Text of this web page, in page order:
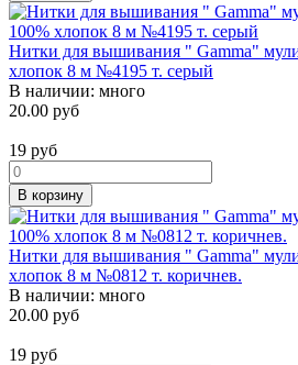
Нитки для вышивания " Gamma"
хлопок 8 м №4195 т. серый
В наличии: много
20.00 руб
19 руб
В корзину
Нитки для вышивания " Gamma"
хлопок 8 м №0812 т. коричнев.
В наличии: много
20.00 руб
19 руб